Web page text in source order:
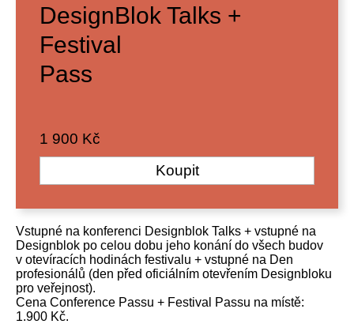
DesignBlok Talks +
Festival
Pass
1 900 Kč
Koupit
Vstupné na konferenci Designblok Talks + vstupné na
Designblok po celou dobu jeho konání do všech budov
v otevíracích hodinách festivalu + vstupné na Den
profesionálů (den před oficiálním otevřením Designbloku
pro veřejnost).
Cena Conference Passu + Festival Passu na místě:
1.900 Kč.